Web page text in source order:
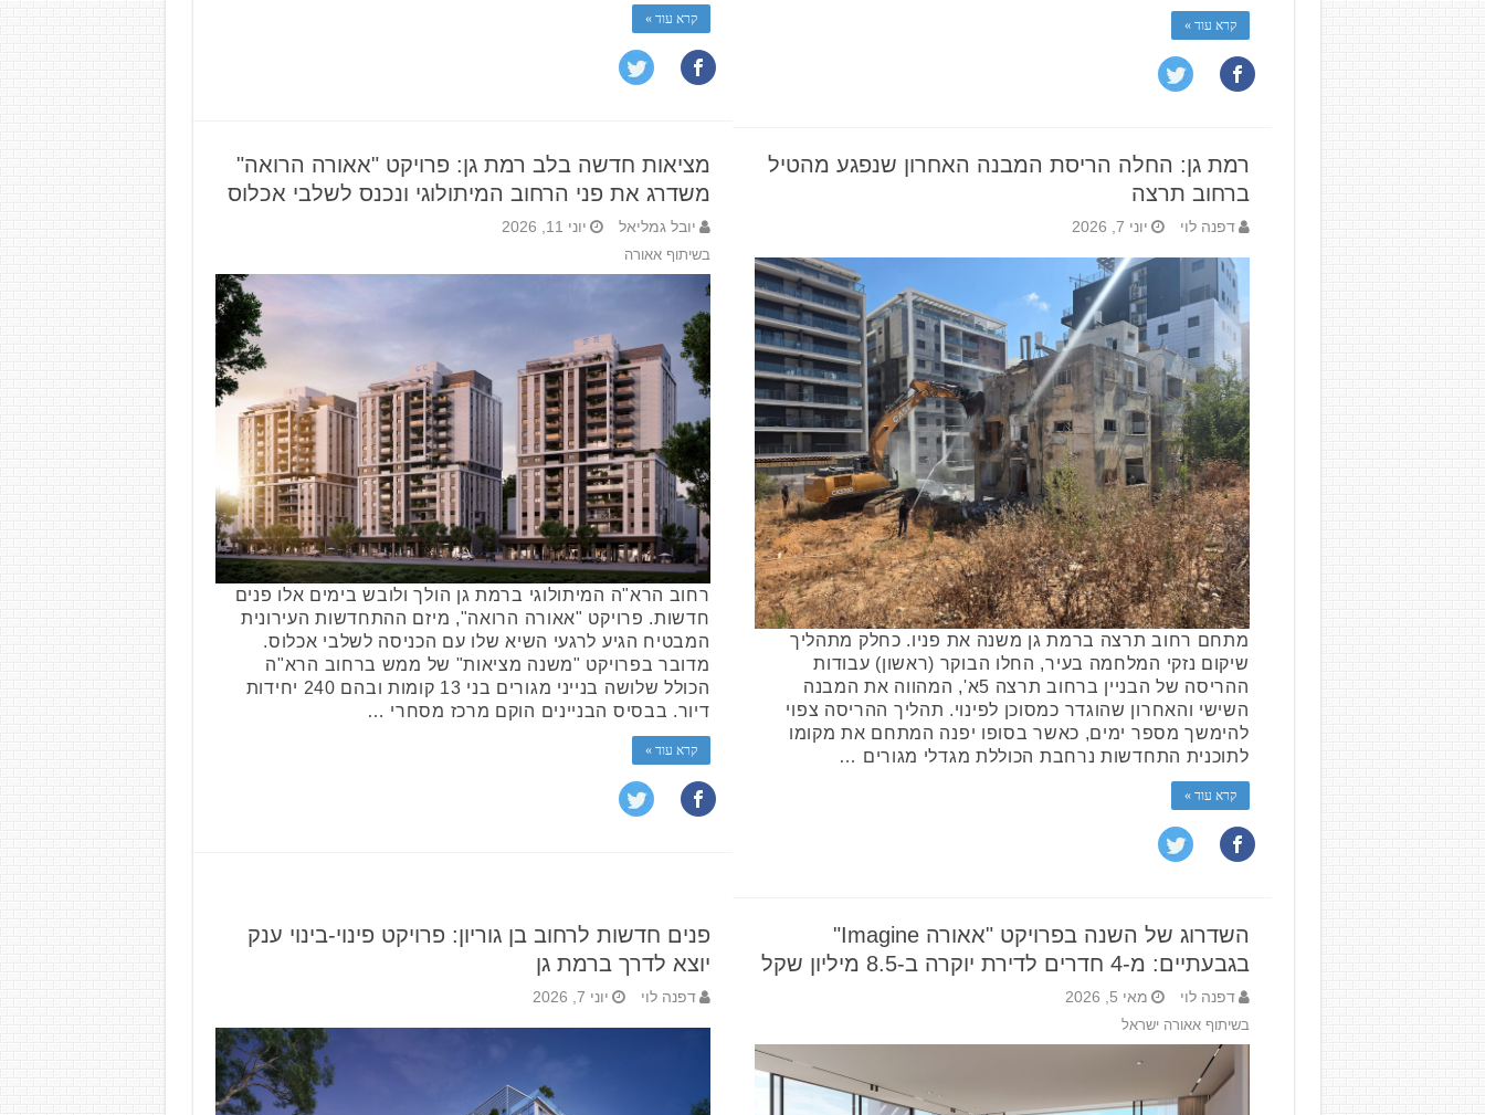
קרא עוד » קרא עוד »
מציאות חדשה בלב רמת גן: פרויקט "אאורה הרואה"
משדרג את פני הרחוב המיתולוגי ונכנס לשלבי אכלוס
יובל גמליאל
יוני 11, 2026
בשיתוף אאורה
רחוב הרא"ה המיתולוגי ברמת גן הולך ולובש בימים אלו פנים
חדשות. פרויקט "אאורה הרואה", מיזם ההתחדשות העירונית
המבטיח הגיע לרגעי השיא שלו עם הכניסה לשלבי אכלוס.
מדובר בפרויקט "משנה מציאות" של ממש ברחוב הרא"ה
הכולל שלושה בנייני מגורים בני 13 קומות ובהם 240 יחידות
דיור. בבסיס הבניינים הוקם מרכז מסחרי …
קרא עוד »
רמת גן: החלה הריסת המבנה האחרון שנפגע מהטיל
ברחוב תרצה
דפנה לוי יוני 7, 2026
מתחם רחוב תרצה ברמת גן משנה את פניו. כחלק מתהליך
שיקום נזקי המלחמה בעיר, החלו הבוקר (ראשון) עבודות
ההריסה של הבניין ברחוב תרצה 5א', המהווה את המבנה
השישי והאחרון שהוגדר כמסוכן לפינוי. תהליך ההריסה צפוי
להימשך מספר ימים, כאשר בסופו יפנה המתחם את מקומו
לתוכנית התחדשות נרחבת הכוללת מגדלי מגורים …
קרא עוד »
פנים חדשות לרחוב בן גוריון: פרויקט פינוי-בינוי ענק
יוצא לדרך ברמת גן
דפנה לוי יוני 7, 2026
השדרוג של השנה בפרויקט "אאורה Imagine"
בגבעתיים: מ-4 חדרים לדירת יוקרה ב-8.5 מיליון שקל
דפנה לוי
מאי 5, 2026
בשיתוף אאורה ישראל